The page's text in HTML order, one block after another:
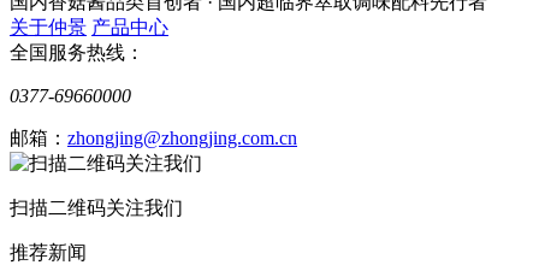
关于仲景 产品中心
全国服务热线：
0377-69660000
邮箱： zhongjing@zhongjing.com.cn
扫描二维码关注我们
推荐新闻